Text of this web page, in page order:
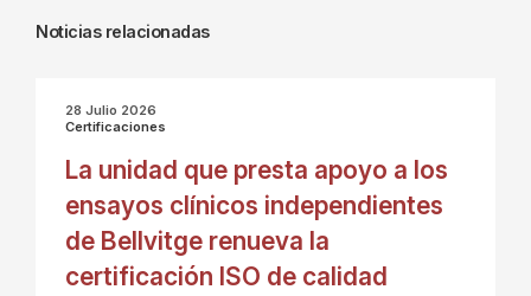
Noticias relacionadas
28 Julio 2026
Certificaciones
La unidad que presta apoyo a los
ensayos clínicos independientes
de Bellvitge renueva la
certificación ISO de calidad